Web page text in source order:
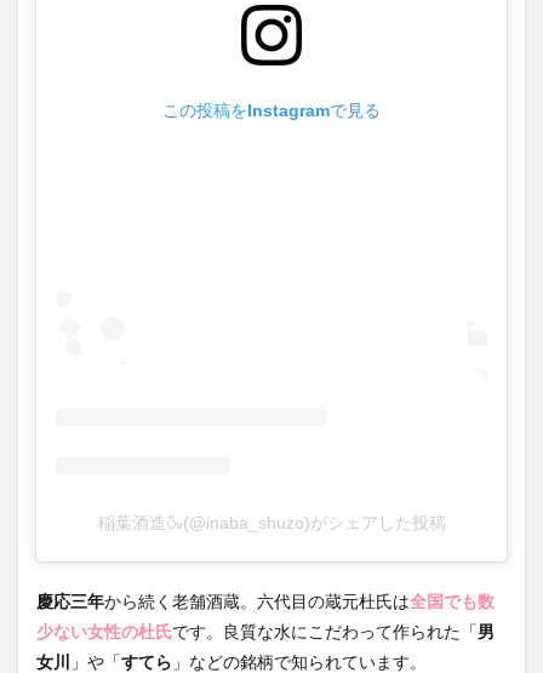
この投稿をInstagramで見る
稲葉酒造🍶(@inaba_shuzo)がシェアした投稿
慶応三年から続く老舗酒蔵。六代目の蔵元杜氏は全国でも数
少ない女性の杜氏です。良質な水にこだわって作られた「男
女川 」や「すてら 」などの銘柄で知られています。